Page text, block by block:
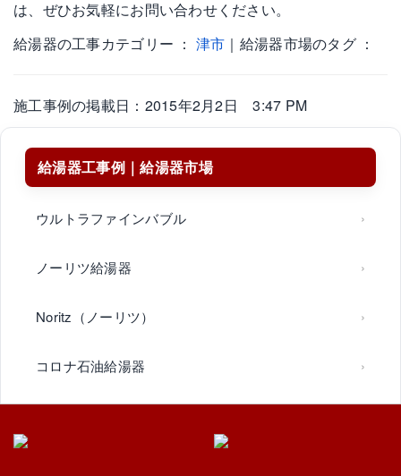
は、ぜひお気軽にお問い合わせください。
給湯器の工事カテゴリー ： 津市 ｜給湯器市場のタグ ：
施工事例の掲載日：2015年2月2日 3:47 PM
給湯器工事例｜給湯器市場
ウルトラファインバブル
ノーリツ給湯器
Noritz（ノーリツ）
コロナ石油給湯器